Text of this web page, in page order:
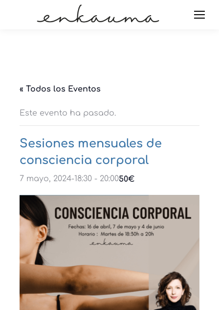
« Todos los Eventos
Este evento ha pasado.
Sesiones mensuales de
consciencia corporal
7 mayo, 2024-18:30 - 20:0050€